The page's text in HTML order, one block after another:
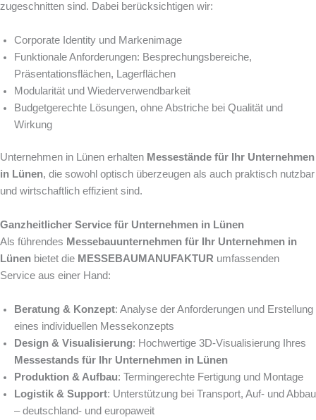
zugeschnitten sind. Dabei berücksichtigen wir:
Corporate Identity und Markenimage
Funktionale Anforderungen: Besprechungsbereiche,
Präsentationsflächen, Lagerflächen
Modularität und Wiederverwendbarkeit
Budgetgerechte Lösungen, ohne Abstriche bei Qualität und
Wirkung
Unternehmen in Lünen erhalten Messestände für Ihr Unternehmen
in Lünen, die sowohl optisch überzeugen als auch praktisch nutzbar
und wirtschaftlich effizient sind.
Ganzheitlicher Service für Unternehmen in Lünen
Als führendes Messebauunternehmen für Ihr Unternehmen in
Lünen bietet die MESSEBAUMANUFAKTUR umfassenden
Service aus einer Hand:
Beratung & Konzept: Analyse der Anforderungen und Erstellung
eines individuellen Messekonzepts
Design & Visualisierung: Hochwertige 3D-Visualisierung Ihres
Messestands für Ihr Unternehmen in Lünen
Produktion & Aufbau: Termingerechte Fertigung und Montage
Logistik & Support: Unterstützung bei Transport, Auf- und Abbau
– deutschland- und europaweit